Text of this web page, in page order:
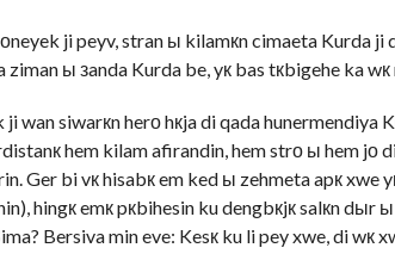
ji peyv, stran ы kilamкn cimaeta Kurda ji
ziman ы зanda Kurda be, yк bas tкbigehe ka
ji wan siwarкn herо hкja di qada
hem kilam afirandin, hem strо ы hem jо
Ger bi vк hisabк em ked ы zehmeta apк xwe
hingк emк pкbihesin ku dengbкjк salкn dыr
Bersiva min eve: Kesк ku li pey xwe, di wк